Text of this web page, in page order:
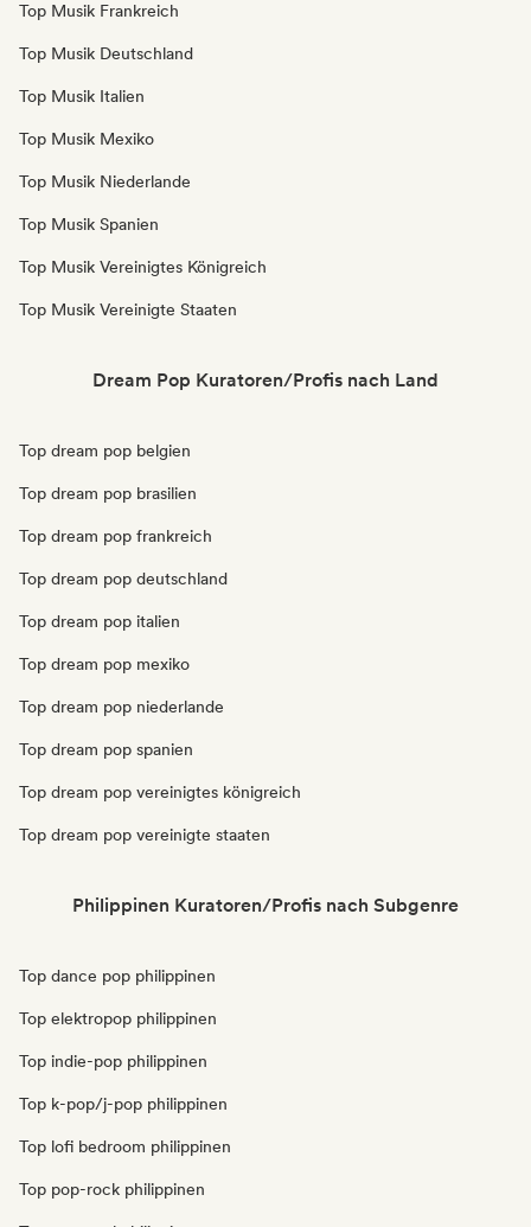
Top Musik Frankreich
Top Musik Deutschland
Top Musik Italien
Top Musik Mexiko
Top Musik Niederlande
Top Musik Spanien
Top Musik Vereinigtes Königreich
Top Musik Vereinigte Staaten
Dream Pop Kuratoren/Profis nach Land
Top dream pop belgien
Top dream pop brasilien
Top dream pop frankreich
Top dream pop deutschland
Top dream pop italien
Top dream pop mexiko
Top dream pop niederlande
Top dream pop spanien
Top dream pop vereinigtes königreich
Top dream pop vereinigte staaten
Philippinen Kuratoren/Profis nach Subgenre
Top dance pop philippinen
Top elektropop philippinen
Top indie-pop philippinen
Top k-pop/j-pop philippinen
Top lofi bedroom philippinen
Top pop-rock philippinen